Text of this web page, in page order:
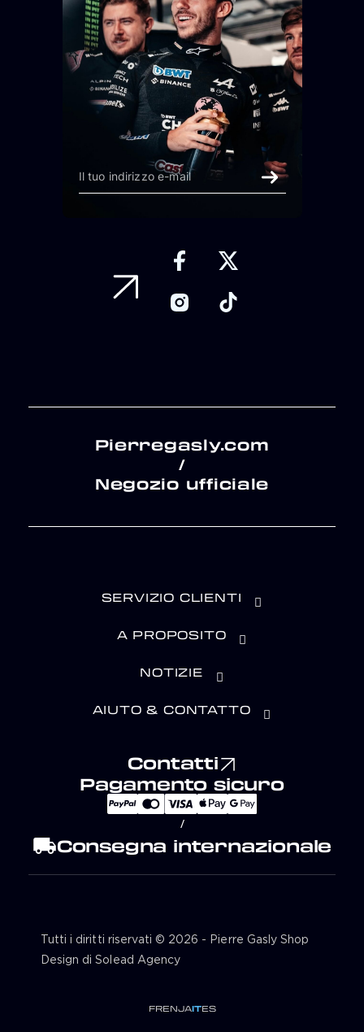
Pierregasly.com
/
Negozio ufficiale
SERVIZIO CLIENTI
A PROPOSITO
NOTIZIE
AIUTO & CONTATTO
Contatti
Pagamento sicuro
/
local_shippingConsegna internazionale
Tutti i diritti riservati © 2026 - Pierre Gasly Shop
Design di Solead Agency
FRENJAITES